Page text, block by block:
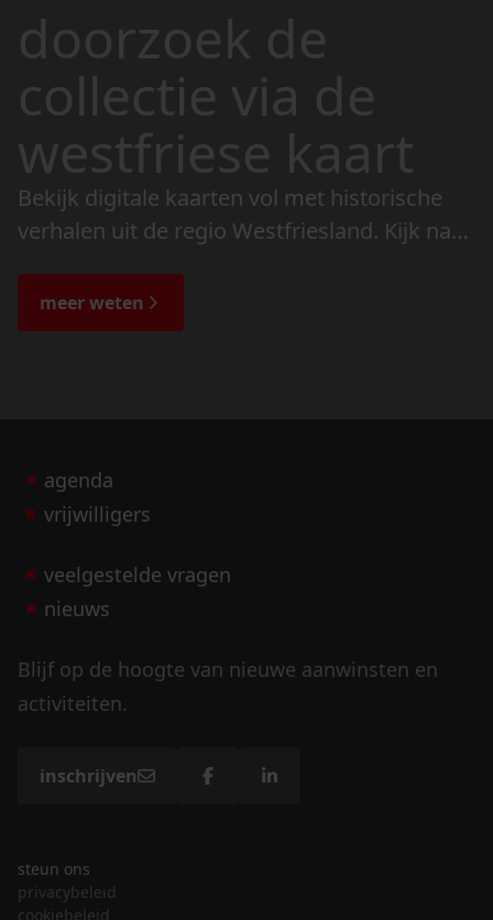
doorzoek de
collectie via de
westfriese kaart
Bekijk digitale kaarten vol met historische
verhalen uit de regio Westfriesland. Kijk naar
de bijzondere verhalen.
meer weten
agenda
vrijwilligers
veelgestelde vragen
nieuws
Blijf op de hoogte van nieuwe aanwinsten en
activiteiten.
inschrijven
steun ons
privacybeleid
cookiebeleid